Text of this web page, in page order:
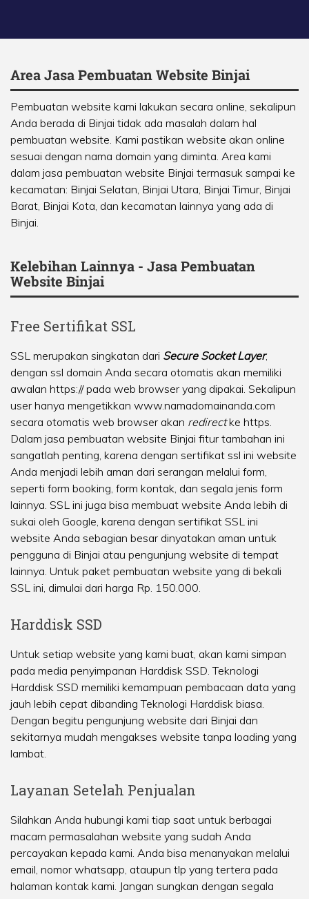
Area Jasa Pembuatan Website Binjai
Pembuatan website kami lakukan secara online, sekalipun
Anda berada di Binjai tidak ada masalah dalam hal
pembuatan website. Kami pastikan website akan online
sesuai dengan nama domain yang diminta. Area kami
dalam jasa pembuatan website Binjai termasuk sampai ke
kecamatan: Binjai Selatan, Binjai Utara, Binjai Timur, Binjai
Barat, Binjai Kota, dan kecamatan lainnya yang ada di
Binjai.
Kelebihan Lainnya - Jasa Pembuatan
Website Binjai
Free Sertifikat SSL
SSL merupakan singkatan dari Secure Socket Layer,
dengan ssl domain Anda secara otomatis akan memiliki
awalan https:// pada web browser yang dipakai. Sekalipun
user hanya mengetikkan www.namadomainanda.com
secara otomatis web browser akan redirectke https.
Dalam jasa pembuatan website Binjai fitur tambahan ini
sangatlah penting, karena dengan sertifikat ssl ini website
Anda menjadi lebih aman dari serangan melalui form,
seperti form booking, form kontak, dan segala jenis form
lainnya. SSL ini juga bisa membuat website Anda lebih di
sukai oleh Google, karena dengan sertifikat SSL ini
website Anda sebagian besar dinyatakan aman untuk
pengguna di Binjai atau pengunjung website di tempat
lainnya. Untuk paket pembuatan website yang di bekali
SSL ini, dimulai dari harga Rp. 150.000.
Harddisk SSD
Untuk setiap website yang kami buat, akan kami simpan
pada media penyimpanan Harddisk SSD. Teknologi
Harddisk SSD memiliki kemampuan pembacaan data yang
jauh lebih cepat dibanding Teknologi Harddisk biasa.
Dengan begitu pengunjung website dari Binjai dan
sekitarnya mudah mengakses website tanpa loading yang
lambat.
Layanan Setelah Penjualan
Silahkan Anda hubungi kami tiap saat untuk berbagai
macam permasalahan website yang sudah Anda
percayakan kepada kami. Anda bisa menanyakan melalui
email, nomor whatsapp, ataupun tlp yang tertera pada
halaman kontak kami. Jangan sungkan dengan segala